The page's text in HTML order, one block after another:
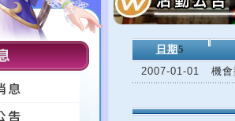
日期 5
2007-01-01
機